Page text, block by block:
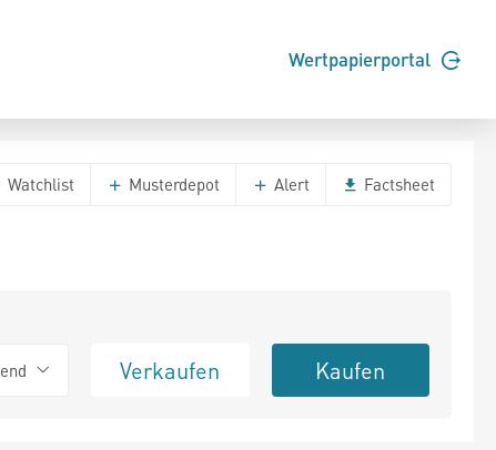
Wertpapierportal
Watchlist Musterdepot Alert Factsheet
Verkaufen Kaufen